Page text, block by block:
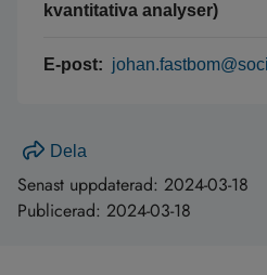
kvantitativa analyser)
E-post:
Dela
Senast uppdaterad: 2024-03-18
Publicerad: 2024-03-18